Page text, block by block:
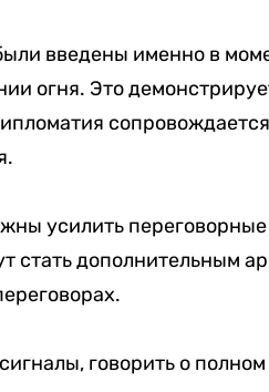
введены именно в
огня. Это
усилить
стать дополнительным
говорить о